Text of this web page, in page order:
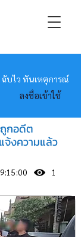
ฉับไว ทันเหตุการณ์
ลงชื่อเข้าใช้
กอดีต
จ้งความแล้ว
1